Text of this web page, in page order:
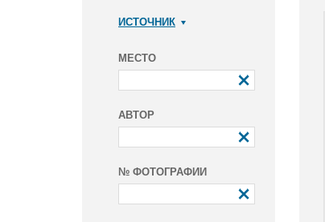
ИСТОЧНИК
МЕСТО
АВТОР
№ ФОТОГРАФИИ